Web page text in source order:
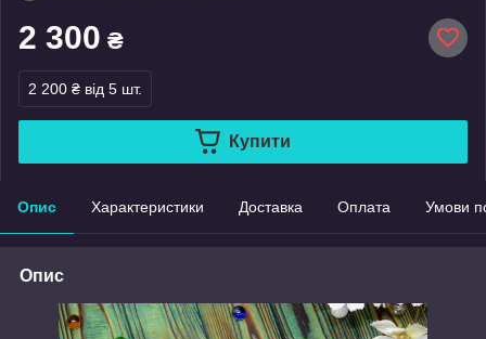
2 300 ₴
2 200 ₴ від 5 шт.
Купити
Опис Характеристики Доставка Оплата Умови
Опис